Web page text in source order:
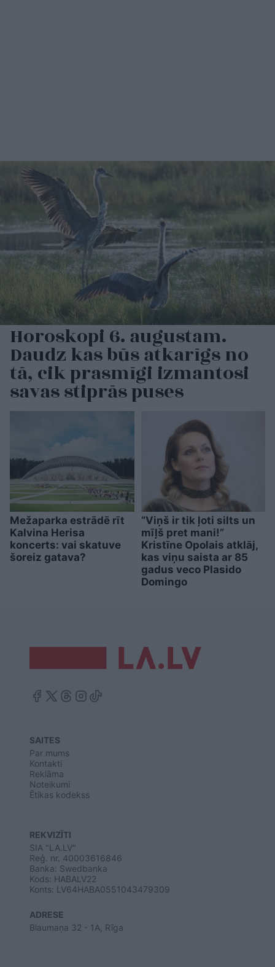
Horoskopi 6. augustam.
Daudz kas būs atkarīgs no
tā, cik prasmīgi izmantosi
savas stiprās puses
Mežaparka estrādē rīt
Kalvina Herisa
koncerts: vai skatuve
šoreiz gatava?
“Viņš ir tik ļoti silts un
mīļš pret mani!”
Kristīne Opolais atklāj,
kas viņu saista ar 85
gadus veco Plasido
Domingo
SAITES
Par mums
Kontakti
Reklāma
Noteikumi
Ētikas kodekss
REKVIZĪTI
SIA "LA.LV"
Reģ. nr. 40003616846
Banka: Swedbanka
Kods: HABALV22
Konts: LV64HABA0551043479309
ADRESE
Blaumaņa 32 - 1A, Rīga